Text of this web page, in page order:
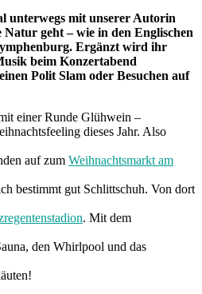
unterwegs mit unserer Autorin
geht – wie in den Englischen
Ergänzt wird ihr
beim Konzertabend
Polit Slam oder Besuchen auf
einer Runde Glühwein –
dieses Jahr. Also
auf zum Weihnachtsmarkt am
bestimmt gut Schlittschuh. Von dort
. Mit dem
den Whirlpool und das